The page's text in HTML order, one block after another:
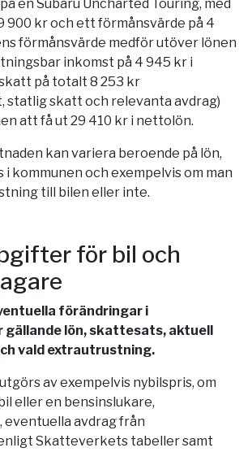
en Subaru Uncharted Touring, med
900 kr och ett förmånsvärde på 4
förmånsvärde medför utöver lönen
inkomst på 4 945 kr i
på totalt 8 253 kr
statlig skatt och relevanta avdrag)
att få ut 29 410 kr i nettolön.
kan variera beroende på lön,
i kommunen och exempelvis om man
till bilen eller inte.
för bil och
förändringar i
lön, skattesats, aktuell
vald extrautrustning.
av exempelvis nybilspris, om
eller en bensinslukare,
eventuella avdrag från
Skatteverkets tabeller samt